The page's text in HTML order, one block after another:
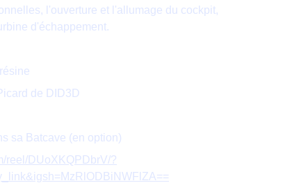
l'ouverture et l'allumage du cockpit,
d'échappement.
de DID3D
sa Batcave (en option)
reel/DUoXKQPDbrV/?